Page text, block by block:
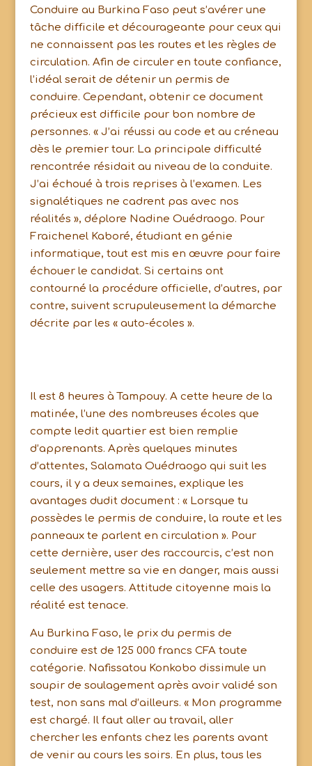
Conduire au Burkina Faso peut s’avérer une
tâche difficile et décourageante pour ceux qui
ne connaissent pas les routes et les règles de
circulation. Afin de circuler en toute confiance,
l’idéal serait de détenir un permis de
conduire. Cependant, obtenir ce document
précieux est difficile pour bon nombre de
personnes. « J’ai réussi au code et au créneau
dès le premier tour. La principale difficulté
rencontrée résidait au niveau de la conduite.
J’ai échoué à trois reprises à l’examen. Les
signalétiques ne cadrent pas avec nos
réalités », déplore Nadine Ouédraogo. Pour
Fraichenel Kaboré, étudiant en génie
informatique, tout est mis en œuvre pour faire
échouer le candidat. Si certains ont
contourné la procédure officielle, d’autres, par
contre, suivent scrupuleusement la démarche
décrite par les « auto-écoles ».
Il est 8 heures à Tampouy. A cette heure de la
matinée, l’une des nombreuses écoles que
compte ledit quartier est bien remplie
d’apprenants. Après quelques minutes
d’attentes, Salamata Ouédraogo qui suit les
cours, il y a deux semaines, explique les
avantages dudit document : « Lorsque tu
possèdes le permis de conduire, la route et les
panneaux te parlent en circulation ». Pour
cette dernière, user des raccourcis, c’est non
seulement mettre sa vie en danger, mais aussi
celle des usagers. Attitude citoyenne mais la
réalité est tenace.
Au Burkina Faso, le prix du permis de
conduire est de 125 000 francs CFA toute
catégorie. Nafissatou Konkobo dissimule un
soupir de soulagement après avoir validé son
test, non sans mal d’ailleurs. « Mon programme
est chargé. Il faut aller au travail, aller
chercher les enfants chez les parents avant
de venir au cours les soirs. En plus, tous les